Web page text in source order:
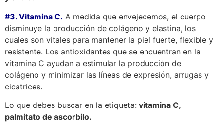
#3. Vitamina C. A medida que envejecemos, el cuerpo
disminuye la producción de colágeno y elastina, los
cuales son vitales para mantener la piel fuerte, flexible y
resistente. Los antioxidantes que se encuentran en la
vitamina C ayudan a estimular la producción de
colágeno y minimizar las líneas de expresión, arrugas y
cicatrices.
Lo que debes buscar en la etiqueta: vitamina C,
palmitato de ascorbilo.